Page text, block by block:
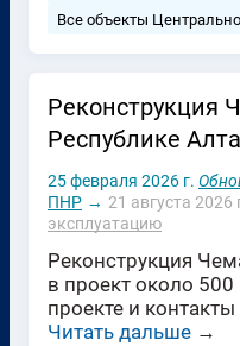
Все объекты
Реконструкция
Республике
25 февраля 2026 г.
ПНР → 21 августа 2026
эксплуатацию
Реконструкция
в проект около
проекте и
Читать дальше →